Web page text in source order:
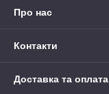
Про нас
Контакти
Доставка та оплата